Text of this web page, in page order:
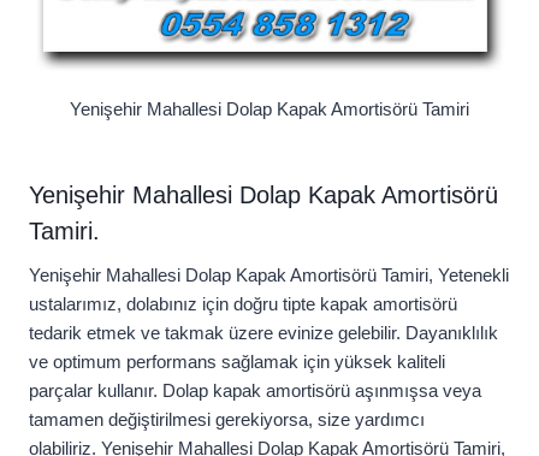
Yenişehir Mahallesi Dolap Kapak Amortisörü Tamiri
Yenişehir Mahallesi Dolap Kapak Amortisörü
Tamiri.
Yenişehir Mahallesi Dolap Kapak Amortisörü Tamiri, Yetenekli
ustalarımız, dolabınız için doğru tipte kapak amortisörü
tedarik etmek ve takmak üzere evinize gelebilir. Dayanıklılık
ve optimum performans sağlamak için yüksek kaliteli
parçalar kullanır. Dolap kapak amortisörü aşınmışsa veya
tamamen değiştirilmesi gerekiyorsa, size yardımcı
olabiliriz. Yenişehir Mahallesi Dolap Kapak Amortisörü Tamiri,